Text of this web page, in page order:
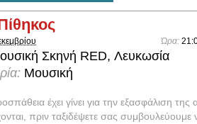
Ώρα:
Σκηνή RED, Λευκωσία
Μουσική
έχει γίνει για την εξασφάλιση της
πριν ταξιδέψετε σας συμβουλεύουμε